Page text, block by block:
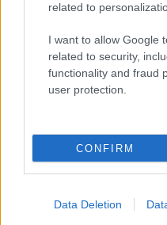
related to
I want to allow Google
related to security,
functionality and fraud
user protection.
CONFIRM
Data Deletion
A fuoco un
vigili del fuoco